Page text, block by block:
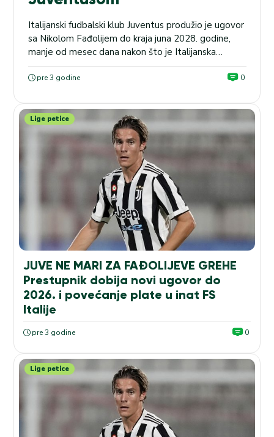
Italijanski fudbalski klub Juventus produžio je ugovor
sa Nikolom Fađolijem do kraja juna 2028. godine,
manje od mesec dana nakon što je Italijanska
fudbalska federacija suspendovala Fađolija na
sedam meseci zbog kršenja pravila klađenja. FA Kup:
2.10 za igru ug 2P2+. Juventus je odmah posle
suspenzije...
pre 3 godine 0
Lige petice
JUVE NE MARI ZA FAĐOLIJEVE GREHE
Prestupnik dobija novi ugovor do
2026. i povećanje plate u inat FS
Italije
pre 3 godine 0
Lige petice